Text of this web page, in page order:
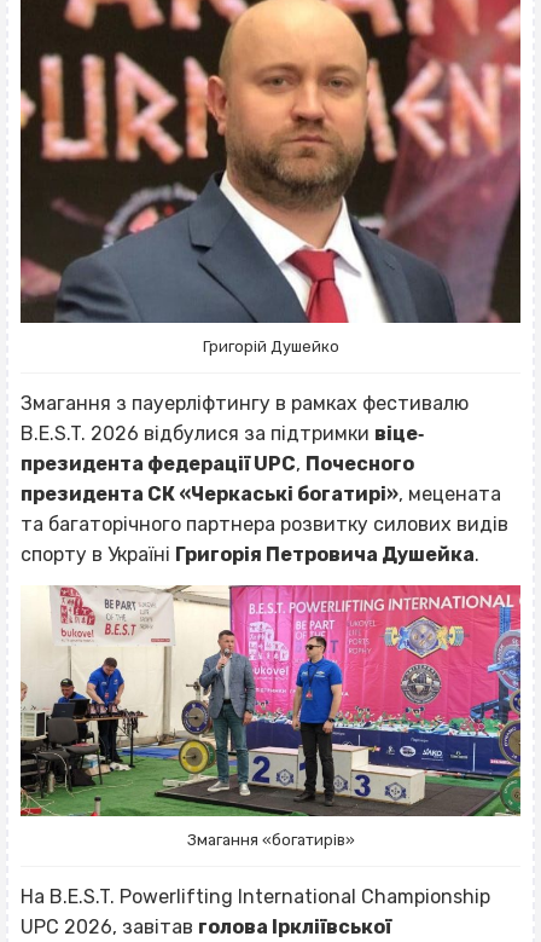
Григорій Душейко
Змагання з пауерліфтингу в рамках фестивалю
B.E.S.T. 2026 відбулися за підтримки віце‐
президента федерації UPC, Почесного
президента СК «Черкаські богатирі», мецената
та багаторічного партнера розвитку силових видів
спорту в Україні Григорія Петровича Душейка.
Змагання «богатирів»
На B.E.S.T. Powerlifting International Championship
UPC 2026, завітав голова Іркліївської